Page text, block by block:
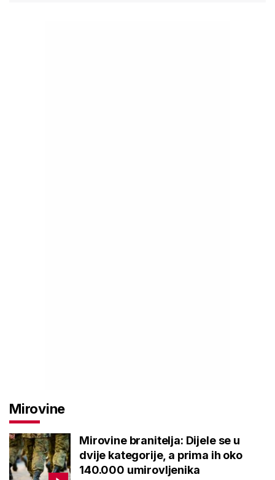
Mirovine
Mirovine branitelja: Dijele se u
dvije kategorije, a prima ih oko
140.000 umirovljenika